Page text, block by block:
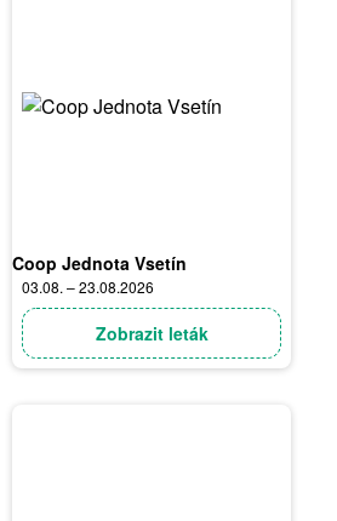
Coop Jednota Vsetín
03.08. – 23.08.2026
Zobrazit leták